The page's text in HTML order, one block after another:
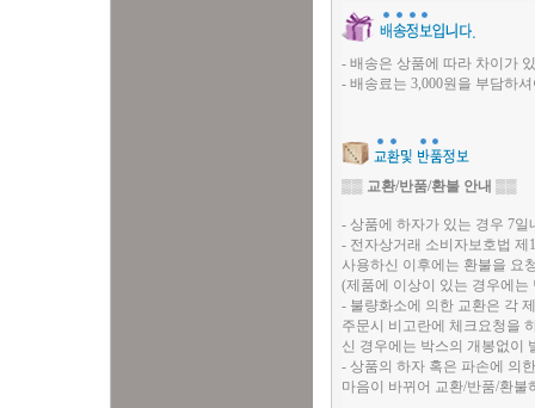
- 배송은 상품에 따라 차이가
- 배송료는 3,000원을 부담하
▒▒ 교환/반품/환불 안내 ▒▒
- 상품에 하자가 있는 경우 7
- 전자상거래 소비자보호법 제
사용하신 이후에는 환불을 요
(제품에 이상이 있는 경우에
- 불량화소에 의한 교환은 각
주문시 비고란에 체크요청을
신 경우에는 박스의 개봉없이
- 상품의 하자 혹은 파손에 의
마음이 바뀌어 교환/반품/환